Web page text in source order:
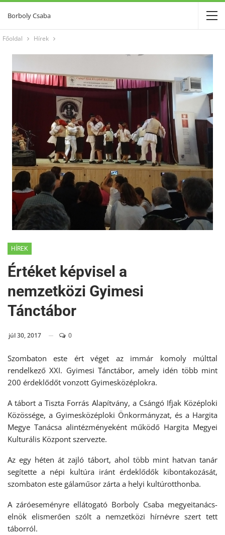
Borboly Csaba
Főoldal Hírek
HÍREK
Értéket képvisel a
nemzetközi Gyimesi
Tánctábor
júl 30, 2017 0
Szombaton este ért véget az immár komoly múlttal
rendelkező XXI. Gyimesi Tánctábor, amely idén több mint
200 érdeklődőt vonzott Gyimesközéplokra.
A tábort a Tiszta Forrás Alapítvány, a Csángó Ifjak Középloki
Közössége, a Gyimesközéploki Önkormányzat, és a Hargita
Megye Tanácsa alintézményeként működő Hargita Megyei
Kulturális Központ szervezte.
Az egy héten át zajló tábort, ahol több mint hatvan tanár
segítette a népi kultúra iránt érdeklődők kibontakozását,
szombaton este gálaműsor zárta a helyi kultúrotthonba.
A záróeseményre ellátogató Borboly Csaba megyeitanács-
elnök elismerően szólt a nemzetközi hírnévre szert tett
táborról.